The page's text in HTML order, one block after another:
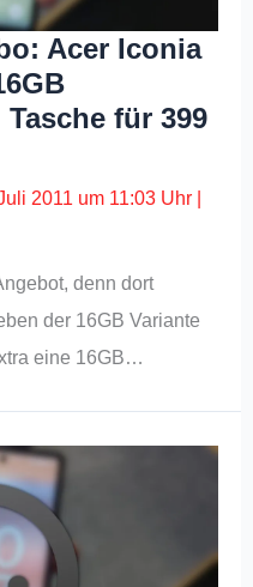
Acer Iconia
für 399
2011 um 11:03 Uhr
denn dort
der 16GB Variante
eine 16GB…